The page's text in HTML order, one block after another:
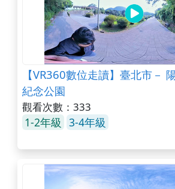
【VR360數位走讀】臺北市－
紀念公園
觀看次數：333
1-2年級 3-4年級